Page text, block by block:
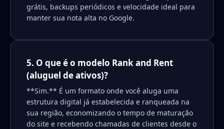
grátis, backups periódicos e velocidade ideal para
manter sua nota alta no Google.
5. O que é o modelo Rank and Rent
(aluguel de ativos)?
**Sim.** É um formato onde você aluga uma
estrutura digital já estabelecida e ranqueada na
sua região, economizando o tempo de maturação
do site e recebendo chamadas de clientes desde o